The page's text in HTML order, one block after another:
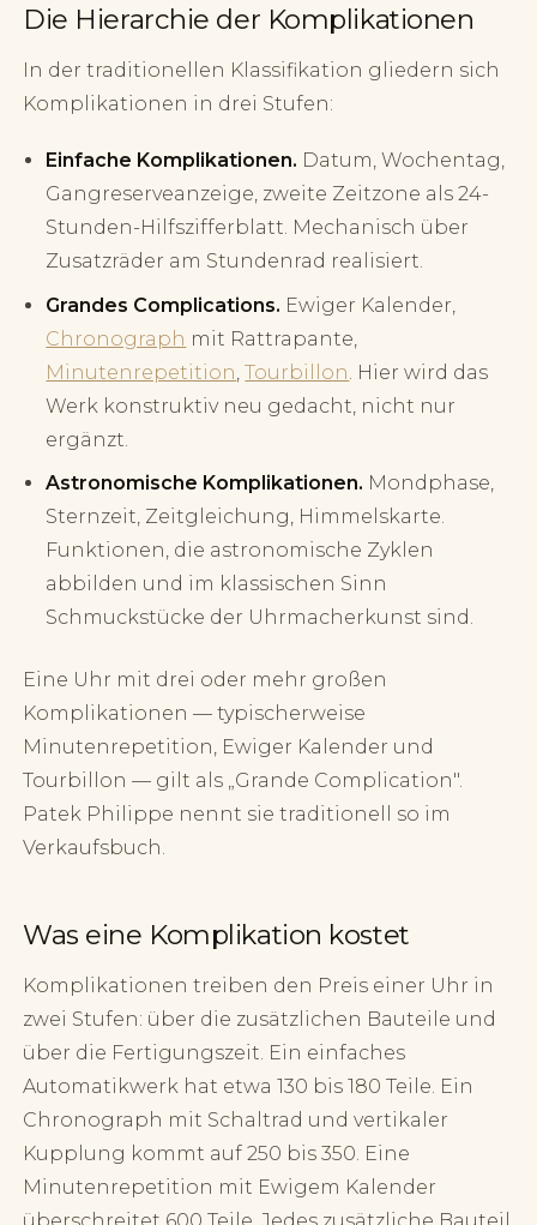
Die Hierarchie der Komplikationen
In der traditionellen Klassifikation gliedern sich
Komplikationen in drei Stufen:
Einfache Komplikationen. Datum, Wochentag,
Gangreserveanzeige, zweite Zeitzone als 24-
Stunden-Hilfszifferblatt. Mechanisch über
Zusatzräder am Stundenrad realisiert.
Grandes Complications. Ewiger Kalender,
Chronograph mit Rattrapante,
Minutenrepetition ,Tourbillon . Hier wird das
Werk konstruktiv neu gedacht, nicht nur
ergänzt.
Astronomische Komplikationen. Mondphase,
Sternzeit, Zeitgleichung, Himmelskarte.
Funktionen, die astronomische Zyklen
abbilden und im klassischen Sinn
Schmuckstücke der Uhrmacherkunst sind.
Eine Uhr mit drei oder mehr großen
Komplikationen — typischerweise
Minutenrepetition, Ewiger Kalender und
Tourbillon — gilt als „Grande Complication".
Patek Philippe nennt sie traditionell so im
Verkaufsbuch.
Was eine Komplikation kostet
Komplikationen treiben den Preis einer Uhr in
zwei Stufen: über die zusätzlichen Bauteile und
über die Fertigungszeit. Ein einfaches
Automatikwerk hat etwa 130 bis 180 Teile. Ein
Chronograph mit Schaltrad und vertikaler
Kupplung kommt auf 250 bis 350. Eine
Minutenrepetition mit Ewigem Kalender